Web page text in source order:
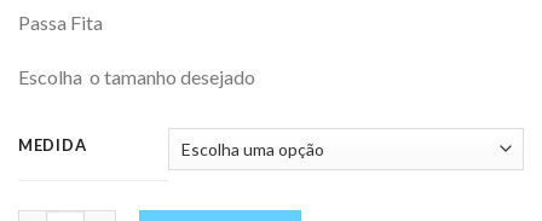
Passa Fita
Escolha o tamanho desejado
MEDIDA